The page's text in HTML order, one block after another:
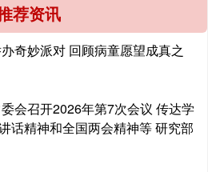
荐资讯
奇妙派对 回顾病童愿望成真之
会召开2026年第7次会议 传达学
话精神和全国两会精神等 研究部